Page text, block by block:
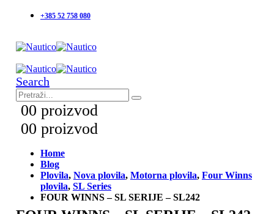
+385 52 758 080
Search
00 proizvod
00 proizvod
Home
Blog
Plovila, Nova plovila, Motorna plovila, Four Winns
plovila, SL Series
FOUR WINNS – SL SERIJE – SL242